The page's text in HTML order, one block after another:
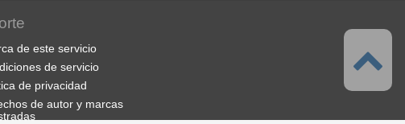
de este servicio
de servicio
de privacidad
de autor y marcas